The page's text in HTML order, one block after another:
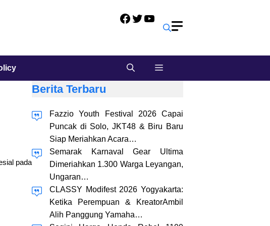
Facebook
Twitter
YouTube
pada
Berita Terbaru
Fazzio Youth Festival 2026 Capai
Puncak di Solo, JKT48 & Biru Baru
Siap Meriahkan Acara…
Semarak Karnaval Gear Ultima
Dimeriahkan 1.300 Warga Leyangan,
Ungaran…
CLASSY Modifest 2026 Yogyakarta:
Ketika Perempuan & KreatorAmbil
Alih Panggung Yamaha…